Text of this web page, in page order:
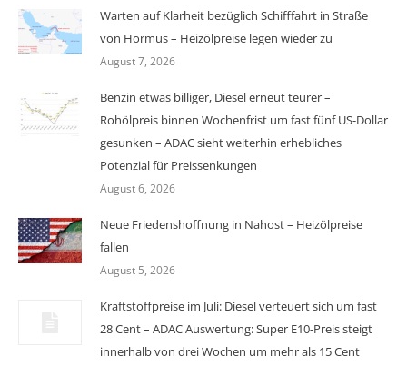
Warten auf Klarheit bezüglich Schifffahrt in Straße
von Hormus – Heizölpreise legen wieder zu
August 7, 2026
Benzin etwas billiger, Diesel erneut teurer –
Rohölpreis binnen Wochenfrist um fast fünf US-Dollar
gesunken – ADAC sieht weiterhin erhebliches
Potenzial für Preissenkungen
August 6, 2026
Neue Friedenshoffnung in Nahost – Heizölpreise
fallen
August 5, 2026
Kraftstoffpreise im Juli: Diesel verteuert sich um fast
28 Cent – ADAC Auswertung: Super E10-Preis steigt
innerhalb von drei Wochen um mehr als 15 Cent